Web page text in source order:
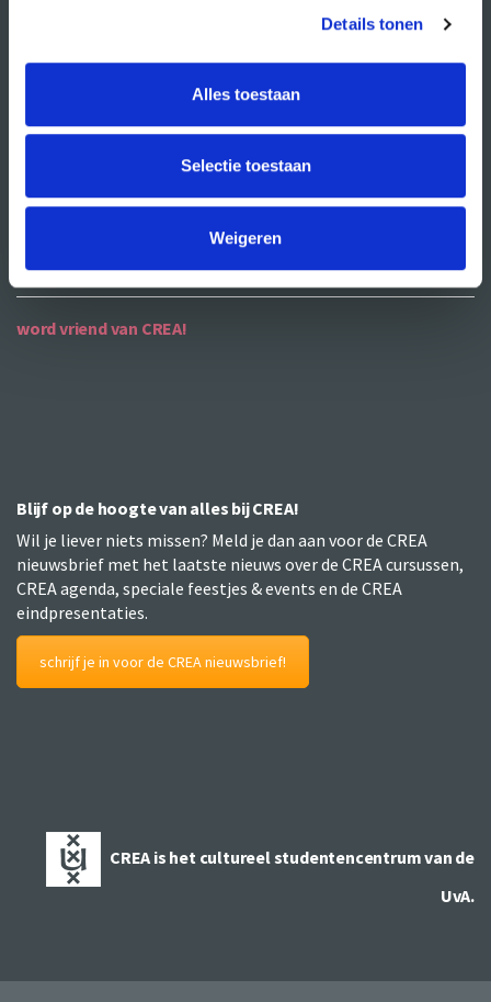
Details tonen
Alles toestaan
Selectie toestaan
Weigeren
contact
word vriend van CREA!
Blijf op de hoogte van alles bij CREA!
Wil je liever niets missen? Meld je dan aan voor de CREA
nieuwsbrief met het laatste nieuws over de CREA cursussen,
CREA agenda, speciale feestjes & events en de CREA
eindpresentaties.
schrijf je in voor de CREA nieuwsbrief!
CREA is het cultureel studentencentrum van de
UvA.